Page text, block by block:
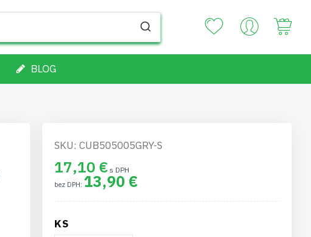
BLOG
SKU: CUB505005GRY-S
17,10 €
13,90 €
KS